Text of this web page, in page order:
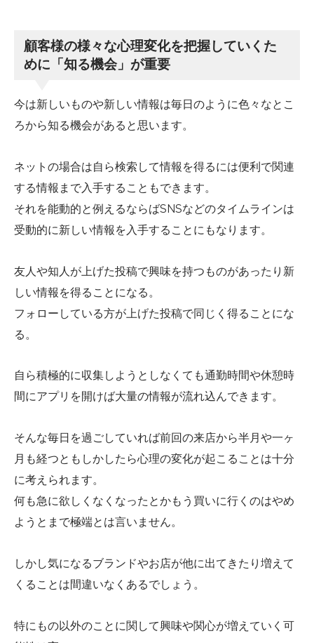
顧客様の様々な心理変化を把握していくた
めに「知る機会」が重要
今は新しいものや新しい情報は毎日のように色々なとこ
ろから知る機会があると思います。
ネットの場合は自ら検索して情報を得るには便利で関連
する情報まで入手することもできます。
それを能動的と例えるならばSNSなどのタイムラインは
受動的に新しい情報を入手することにもなります。
友人や知人が上げた投稿で興味を持つものがあったり新
しい情報を得ることになる。
フォローしている方が上げた投稿で同じく得ることにな
る。
自ら積極的に収集しようとしなくても通勤時間や休憩時
間にアプリを開けば大量の情報が流れ込んできます。
そんな毎日を過ごしていれば前回の来店から半月や一ヶ
月も経つともしかしたら心理の変化が起こることは十分
に考えられます。
何も急に欲しくなくなったとかもう買いに行くのはやめ
ようとまで極端とは言いません。
しかし気になるブランドやお店が他に出てきたり増えて
くることは間違いなくあるでしょう。
特にもの以外のことに関して興味や関心が増えていく可